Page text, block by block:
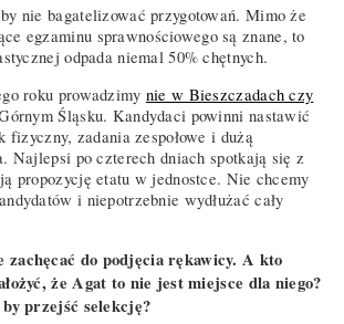
nie bagatelizować przygotowań. Mimo że
egzaminu sprawnościowego są znane, to
odpada niemal 50% chętnych.
roku prowadzimy nie w Bieszczadach czy
Śląsku. Kandydaci powinni nastawić
fizyczny, zadania zespołowe i dużą
Najlepsi po czterech dniach spotkają się z
propozycję etatu w jednostce. Nie chcemy
i niepotrzebnie wydłużać cały
zachęcać do podjęcia rękawicy. A kto
że Agat to nie jest miejsce dla niego?
przejść selekcję?